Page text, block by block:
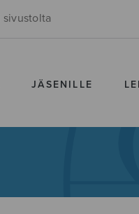
JÄSENILLE